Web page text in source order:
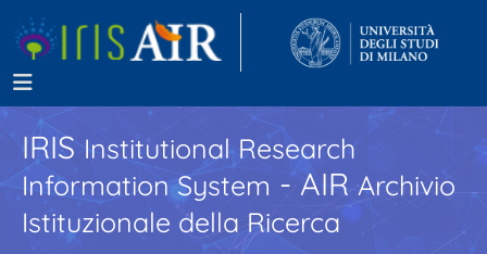
IRISInstitutional Research
Information System - AIR Archivio
Istituzionale della Ricerca